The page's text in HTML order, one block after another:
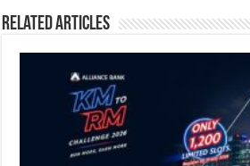
Related Articles